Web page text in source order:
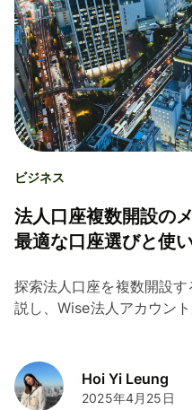
ビジネス
法人口座複数開設の
最適な口座選びと使
探索法人口座を複数開設
説し、Wise法人アカウン
しましょう。Hoi Yi Leung
2025年4月25日